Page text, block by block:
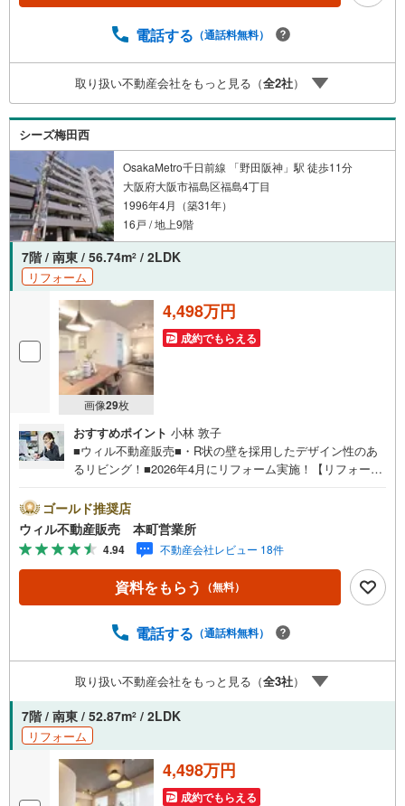
面式キッチン！■現在は空き部屋で、気軽に室内見学可能で
インパーキングまでご案内致しますので、担当者にお声が
けください。■キッズスペースもございますので、小さなお
子様がいらっしゃるご家庭もお気軽にご来場ください！
【営業日】定休日はございません。水曜日も営業しており
ます。
電話する （通話料無料）
取り扱い不動産会社をもっと見る（全2社）
シーズ梅田西
OsakaMetro千日前線 「野田阪神」駅 徒歩11分
大阪府大阪市福島区福島4丁目
1996年4月（築31年）
16戸 / 地上9階
7階 / 南東 / 56.74m2 / 2LDK
リフォーム
画像29枚
4,498万円
成約でもらえる
おすすめポイント 小林 敦子
■ウィル不動産販売■・R状の壁を採用したデザイン性のあ
るリビング！■2026年4月にリフォーム実施！【リフォーム
調・浴室ユニットバス新調・洗面化粧台新調・クロス張替
え・フローリング張替え■地勢は平坦！■阪神高速の出入り
口近くのため車移動快適！■周辺はテニスコートや『下福島
運動場・下福島プール』！健康づくりはや交流の場として
もおすすめ！■間取りは2LDK！■南東向き角住戸で採光・
通風良好！■レースカーテン付きですぐに新生活をスター
族が集うLDKは約15帖の広さ！■全居室収納スペース付き！
パーキングまでご案内致しますので、担当者にお声がけく
ださい。■キッズスペースもございますので、小さなお子様
がいらっしゃるご家庭もお気軽にご来場ください！【営業
日】定休日はございません。水曜日も営業しております。
ゴールド推奨店
ウィル不動産販売 本町営業所
4.94 不動産会社レビュー 18件
資料をもらう （無料）
電話する （通話料無料）
取り扱い不動産会社をもっと見る（全3社）
7階 / 南東 / 52.87m2 / 2LDK
リフォーム
4,498万円
成約でもらえる